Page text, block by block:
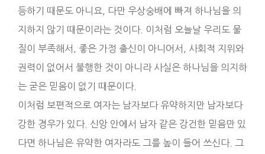
등하기 때문도 아니요, 다만 우상숭배에 빠져 하나님을 의
지하지 않기 때문이라는 것이다. 이처럼 오늘날 우리도 물
질이 부족해서, 좋은 가정 출신이 아니어서, 사회적 지위와
권력이 없어서 불행한 것이 아니라 사실은 하나님을 의지하
는 굳은 믿음이 없기 때문이다.
이처럼 보편적으로 여자는 남자보다 유약하지만 남자보다
강한 경우가 있다. 신앙 안에서 남자 같은 강건한 믿음만 있
다면 하나님은 유약한 여자라도 그를 높이 들어 쓰신다. 그